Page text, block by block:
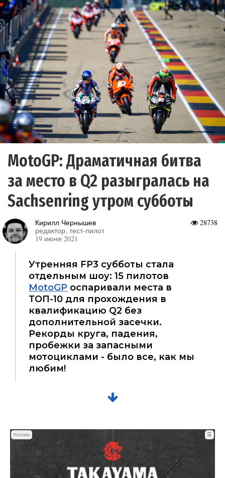
MotoGP: Драматичная битва
за место в Q2 разыгралась на
Sachsenring утром субботы
28738
Кирилл Чернышев
редактор, тест-пилот
19 июня 2021
Утренняя FP3 субботы стала
отдельным шоу: 15 пилотов
MotoGP оспаривали места в
ТОП-10 для прохождения в
квалификацию Q2 без
дополнительной засечки.
Рекорды круга, падения,
пробежки за запасными
мотоциклами - было все, как мы
любим!
Реклама ☰